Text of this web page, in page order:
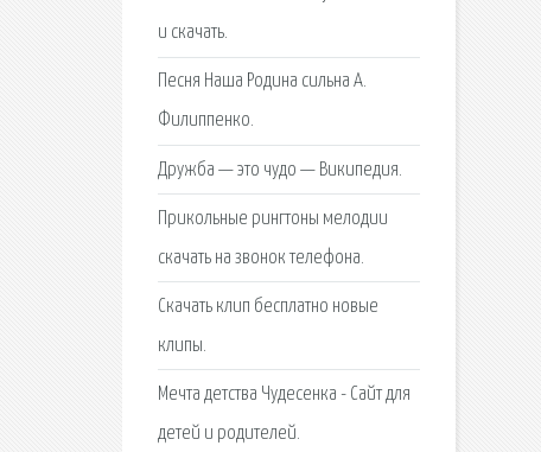
и скачать.
Песня Наша Родина сильна А.
Филиппенко.
Дружба — это чудо — Википедия.
Прикольные рингтоны мелодии
скачать на звонок телефона.
Cкачать клип бесплатно новые
клипы.
Мечта детства Чудесенка - Сайт для
детей и родителей.